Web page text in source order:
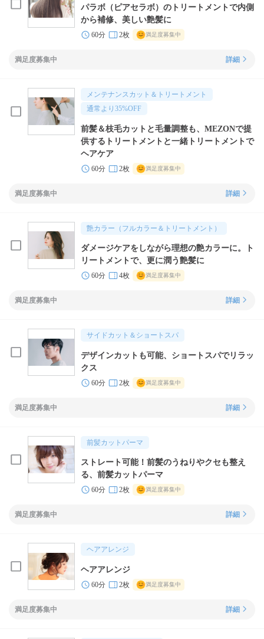
パラボ（ピアセラボ）のトリートメントで内側
から補修、美しい艶髪に
60分 2枚 満足度募集中
満足度募集中 詳細
メンテナンスカット＆トリートメント
通常より 35%OFF
前髪＆枝毛カットと毛量調整も、MEZONで提
供するトリートメントと一緒トリートメントで
ヘアケア
60分 2枚 満足度募集中
満足度募集中 詳細
艶カラー（フルカラー＆トリートメント）
ダメージケアをしながら理想の艶カラーに。ト
リートメントで、更に潤う艶髪に
60分 4枚 満足度募集中
満足度募集中 詳細
サイドカット＆ショートスパ
デザインカットも可能、ショートスパでリラッ
クス
60分 2枚 満足度募集中
満足度募集中 詳細
前髪カットパーマ
ストレート可能！前髪のうねりやクセも整え
る、前髪カットパーマ
60分 2枚 満足度募集中
満足度募集中 詳細
ヘアアレンジ
ヘアアレンジ
60分 2枚 満足度募集中
満足度募集中 詳細